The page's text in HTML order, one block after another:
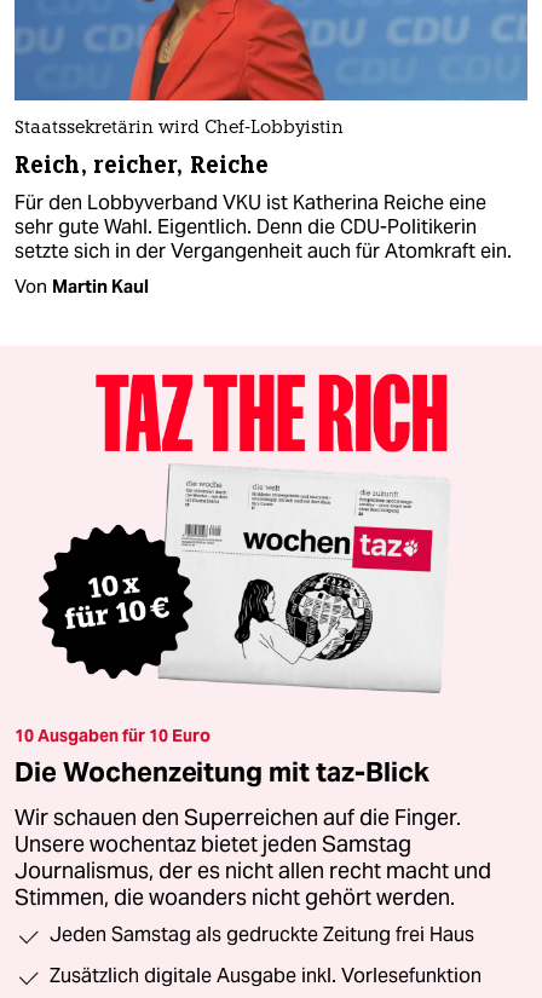
Staatssekretärin wird Chef-Lobbyistin
Reich, reicher, Reiche
Für den Lobbyverband VKU ist Katherina Reiche eine
sehr gute Wahl. Eigentlich. Denn die CDU-Politikerin
setzte sich in der Vergangenheit auch für Atomkraft ein.
Von Martin Kaul
10 Ausgaben für 10 Euro
Die Wochenzeitung mit taz-Blick
Wir schauen den Superreichen auf die Finger.
Unsere wochentaz bietet jeden Samstag
Journalismus, der es nicht allen recht macht und
Stimmen, die woanders nicht gehört werden.
Jeden Samstag als gedruckte Zeitung frei Haus
Zusätzlich digitale Ausgabe inkl. Vorlesefunktion